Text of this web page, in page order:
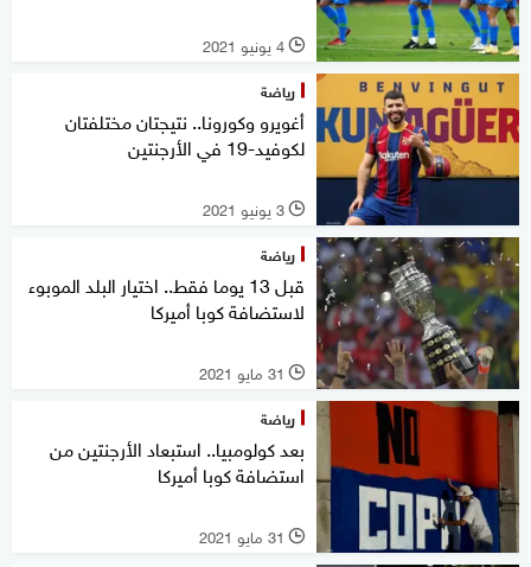
l 4 يونيو 2021
رياضة
أغويرو وكورونا.. نتيجتان مختلفتان
لكوفيد-19 في الأرجنتين
l 3 يونيو 2021
رياضة
قبل 13 يوما فقط.. اختيار البلد الموبوء
لاستضافة كوبا أميركا
l 31 مايو 2021
رياضة
بعد كولومبيا.. استبعاد الأرجنتين من
استضافة كوبا أميركا
l 31 مايو 2021